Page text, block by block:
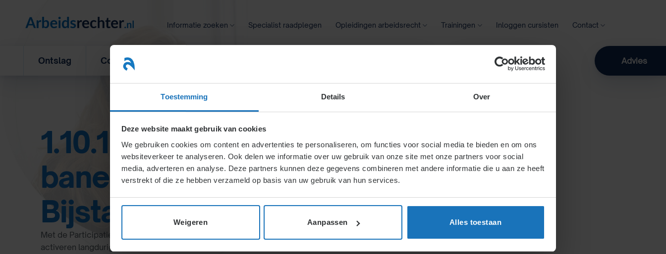
Toestemming Details Over
Deze website maakt gebruik van cookies
We gebruiken cookies om content en advertenties te personaliseren, om functies voor social media te bieden en om ons
websiteverkeer te analyseren. Ook delen we informatie over uw gebruik van onze site met onze partners voor social
media, adverteren en analyse. Deze partners kunnen deze gegevens combineren met andere informatie die u aan ze heeft
verstrekt of die ze hebben verzameld op basis van uw gebruik van hun services.
Weigeren Aanpassen Alles toestaan
Informatie zoeken Specialist raadplegen Opleidingen arbeidsrecht Trainingen Inloggen cursisten Contact
Ontslag Concurrentiebeding Zoeken Advies
1.10.1. Van Melkert-, ID-
banen naar Wet Werk en
Bijstand
Met de Participatiewet vervielen de WWB en ID-regelingen. Gemeenten
activeren langdurig werklozen via gesubsidieerde banen en re-integratie.